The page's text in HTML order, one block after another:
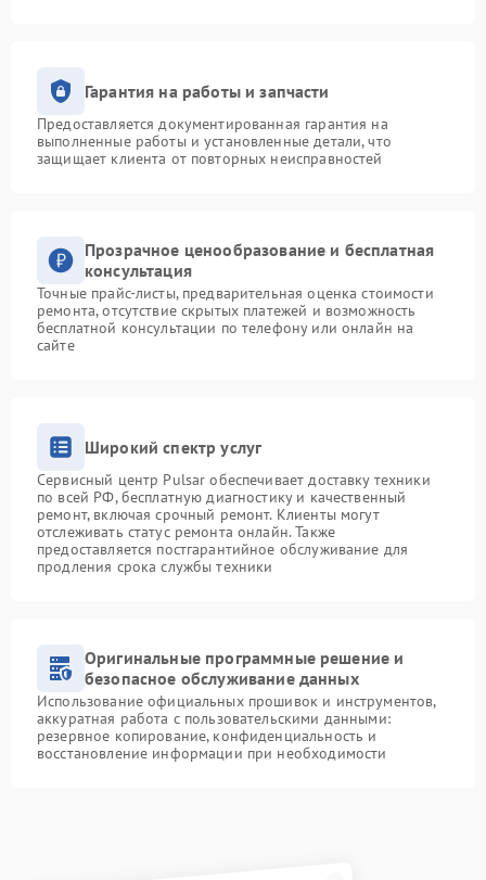
Гарантия на работы и запчасти
Предоставляется документированная гарантия на
выполненные работы и установленные детали, что
защищает клиента от повторных неисправностей
Прозрачное ценообразование и бесплатная
консультация
Точные прайс-листы, предварительная оценка стоимости
ремонта, отсутствие скрытых платежей и возможность
бесплатной консультации по телефону или онлайн на
сайте
Широкий спектр услуг
Сервисный центр Pulsar обеспечивает доставку техники
по всей РФ, бесплатную диагностику и качественный
ремонт, включая срочный ремонт. Клиенты могут
отслеживать статус ремонта онлайн. Также
предоставляется постгарантийное обслуживание для
продления срока службы техники
Оригинальные программные решение и
безопасное обслуживание данных
Использование официальных прошивок и инструментов,
аккуратная работа с пользовательскими данными:
резервное копирование, конфиденциальность и
восстановление информации при необходимости